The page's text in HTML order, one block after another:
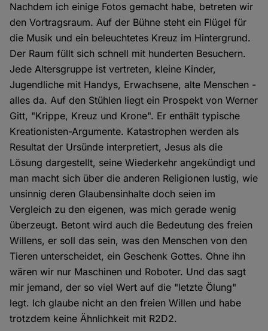
Nachdem ich einige Fotos gemacht habe, betreten wir
den Vortragsraum. Auf der Bühne steht ein Flügel für
die Musik und ein beleuchtetes Kreuz im Hintergrund.
Der Raum füllt sich schnell mit hunderten Besuchern.
Jede Altersgruppe ist vertreten, kleine Kinder,
Jugendliche mit Handys, Erwachsene, alte Menschen -
alles da. Auf den Stühlen liegt ein Prospekt von Werner
Gitt, "Krippe, Kreuz und Krone". Er enthält typische
Kreationisten-Argumente. Katastrophen werden als
Resultat der Ursünde interpretiert, Jesus als die
Lösung dargestellt, seine Wiederkehr angekündigt und
man macht sich über die anderen Religionen lustig, wie
unsinnig deren Glaubensinhalte doch seien im
Vergleich zu den eigenen, was mich gerade wenig
überzeugt. Betont wird auch die Bedeutung des freien
Willens, er soll das sein, was den Menschen von den
Tieren unterscheidet, ein Geschenk Gottes. Ohne ihn
wären wir nur Maschinen und Roboter. Und das sagt
mir jemand, der so viel Wert auf die "letzte Ölung"
legt. Ich glaube nicht an den freien Willen und habe
trotzdem keine Ähnlichkeit mit R2D2.